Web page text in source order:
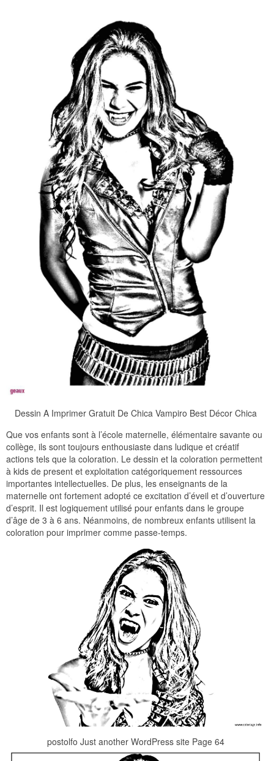
Dessin A Imprimer Gratuit De Chica Vampiro Best Décor Chica
Que vos enfants sont à l’école maternelle, élémentaire savante ou
collège, ils sont toujours enthousiaste dans ludique et créatif
actions tels que la coloration. Le dessin et la coloration permettent
à kids de present et exploitation catégoriquement ressources
importantes intellectuelles. De plus, les enseignants de la
maternelle ont fortement adopté ce excitation d’éveil et d’ouverture
d’esprit. Il est logiquement utilisé pour enfants dans le groupe
d’âge de 3 à 6 ans. Néanmoins, de nombreux enfants utilisent la
coloration pour imprimer comme passe-temps.
postolfo Just another WordPress site Page 64